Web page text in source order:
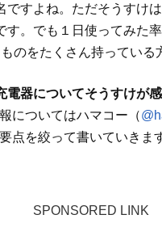
すよね。ただそうすけ
。でも１日使ってみた
のをたくさん持っている
器についてそうすけが
についてはハマコー（
点を絞って書いていきま
SPONSORED LINK